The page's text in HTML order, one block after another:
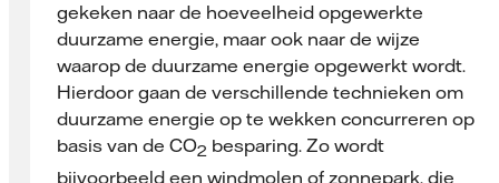
gekeken naar de hoeveelheid opgewerkte
duurzame energie, maar ook naar de wijze
waarop de duurzame energie opgewerkt wordt.
Hierdoor gaan de verschillende technieken om
duurzame energie op te wekken concurreren op
basis van de CO2 besparing. Zo wordt
bijvoorbeeld een windmolen of zonnepark, die